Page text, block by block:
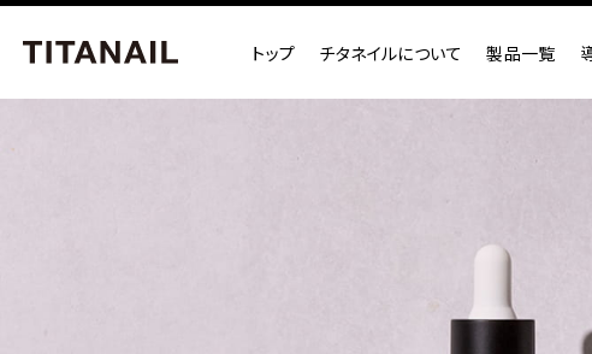
トップ チタネイルについて 製品一覧